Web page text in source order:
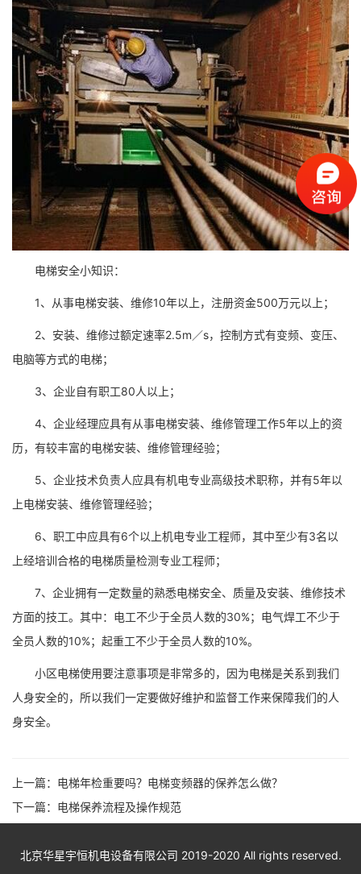
电梯安全小知识：
1、从事电梯安装、维修10年以上，注册资金500万元以上；
2、安装、维修过额定速率2.5m／s，控制方式有变频、变压、
电脑等方式的电梯；
3、企业自有职工80人以上；
4、企业经理应具有从事电梯安装、维修管理工作5年以上的资
历，有较丰富的电梯安装、维修管理经验；
5、企业技术负责人应具有机电专业高级技术职称，并有5年以
上电梯安装、维修管理经验；
6、职工中应具有6个以上机电专业工程师，其中至少有3名以
上经培训合格的电梯质量检测专业工程师；
7、企业拥有一定数量的熟悉电梯安全、质量及安装、维修技术
方面的技工。其中：电工不少于全员人数的30%；电气焊工不少于
全员人数的10%；起重工不少于全员人数的10%。
小区电梯使用要注意事项是非常多的，因为电梯是关系到我们
人身安全的，所以我们一定要做好维护和监督工作来保障我们的人
身安全。
上一篇： 电梯年检重要吗？电梯变频器的保养怎么做？
下一篇： 电梯保养流程及操作规范
北京华星宇恒机电设备有限公司 2019-2020 All rights reserved.